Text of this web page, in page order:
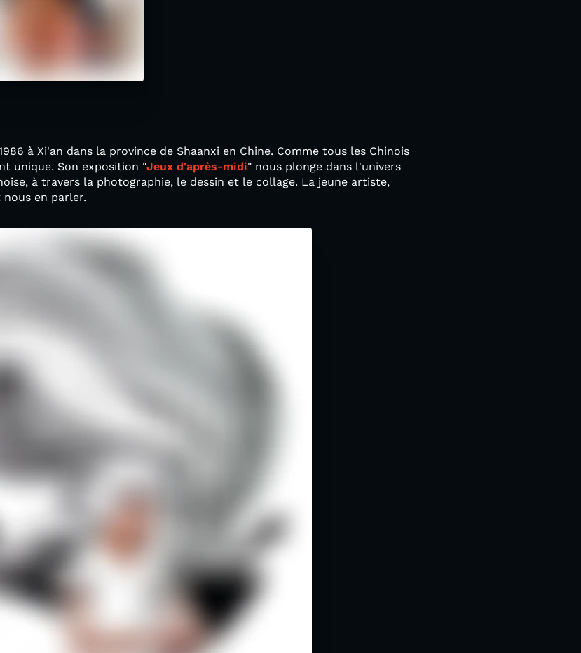
à Xi'an dans la province de Shaanxi en Chine. Comme tous les Chinois
unique. Son exposition "Jeux d'après-midi" nous plonge dans l'univers
à travers la photographie, le dessin et le collage. La jeune artiste,
en parler.